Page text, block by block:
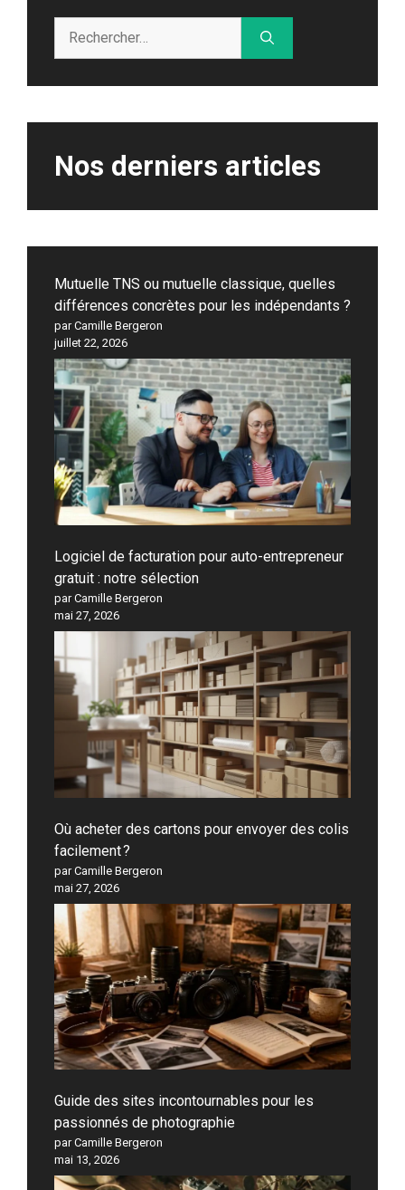
Nos derniers articles
Mutuelle TNS ou mutuelle classique, quelles
différences concrètes pour les indépendants ?
par Camille Bergeron
juillet 22, 2026
Logiciel de facturation pour auto-entrepreneur
gratuit : notre sélection
par Camille Bergeron
mai 27, 2026
Où acheter des cartons pour envoyer des colis
facilement ?
par Camille Bergeron
mai 27, 2026
Guide des sites incontournables pour les
passionnés de photographie
par Camille Bergeron
mai 13, 2026